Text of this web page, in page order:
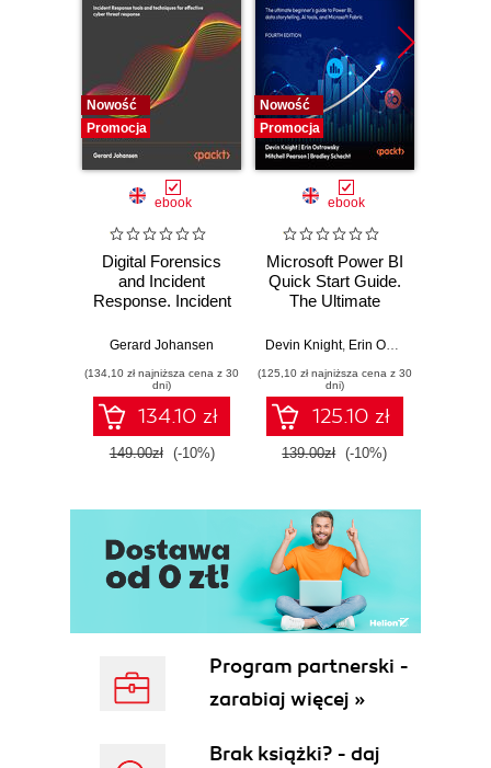
Nowość
Promocja
ebook
Digital Forensics
and Incident
Response. Incident
and techniques for
threat response -
Fourth Edition
Gerard Johansen
(134,10 zł najniższa cena z 30
dni)
134.10 zł
149.00zł (-10%)
Nowość
Promocja
ebook
Microsoft Power BI
Quick Start Guide.
The Ultimate
to Power BI, Data
Tools, and
Microsoft Fabric -
Fourth Edition
Devin Knight, Erin Ostrowsky
(125,10 zł najniższa cena z 30
dni)
125.10 zł
139.00zł (-10%)
Program partnerski -
zarabiaj więcej »
Brak książki? - daj